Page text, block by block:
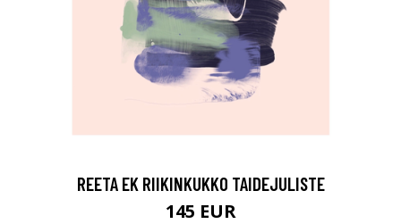
REETA EK RIIKINKUKKO TAIDEJULISTE
145 EUR